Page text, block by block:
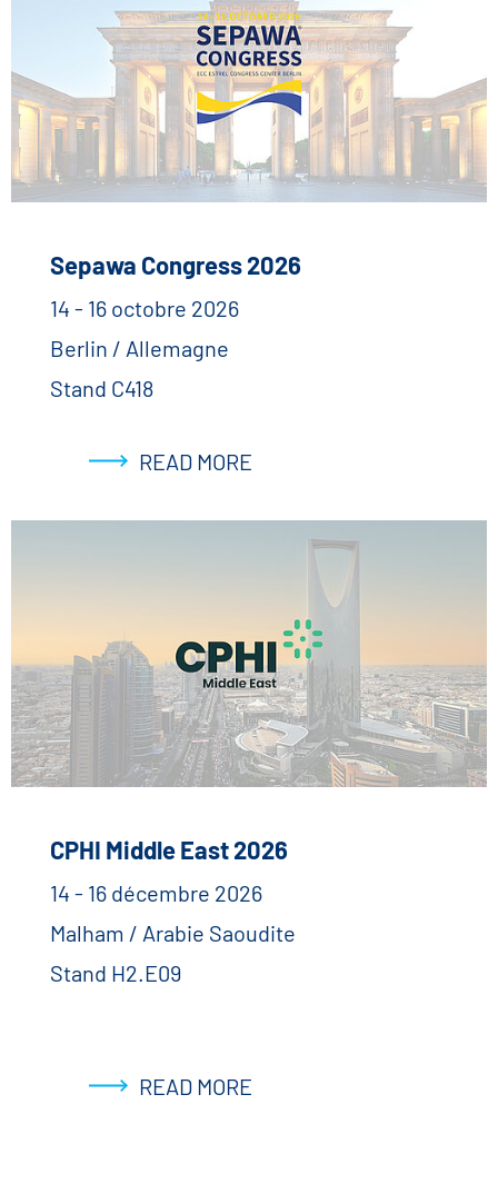
Sepawa Congress 2026
14 - 16 octobre 2026
Berlin / Allemagne
Stand C418
READ MORE
CPHI Middle East 2026
14 - 16 décembre 2026
Malham / Arabie Saoudite
Stand H2.E09
READ MORE